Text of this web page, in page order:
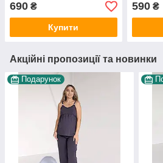
690 ₴
Купити
590₴
Акційні пропозиції та новинки
Подарунок